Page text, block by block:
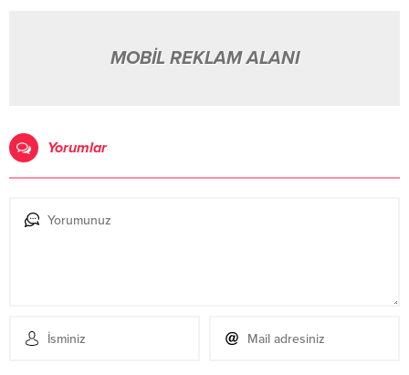
MOBİL REKLAM ALANI
Yorumlar